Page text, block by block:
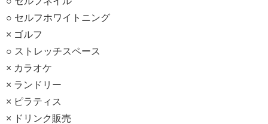
○ セルフホワイトニング
× ゴルフ
○ ストレッチスペース
× カラオケ
× ランドリー
× ピラティス
× ドリンク販売